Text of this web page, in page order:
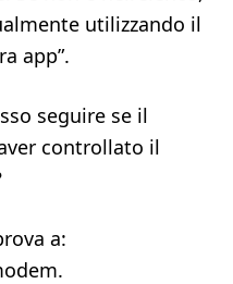
utilizzando il
app”.
seguire se il
controllato il
a: